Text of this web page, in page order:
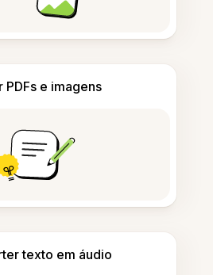
PDFs e imagens
texto em áudio